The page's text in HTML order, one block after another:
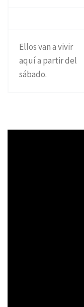
Ellos van a vivir
aquí a partir del
sábado.